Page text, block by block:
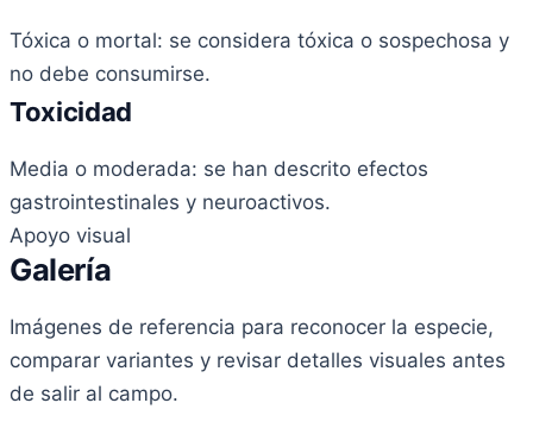
Tóxica o mortal: se considera tóxica o sospechosa y
no debe consumirse.
Toxicidad
Media o moderada: se han descrito efectos
gastrointestinales y neuroactivos.
Apoyo visual
Galería
Imágenes de referencia para reconocer la especie,
comparar variantes y revisar detalles visuales antes
de salir al campo.